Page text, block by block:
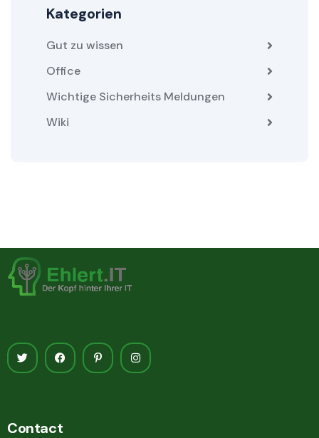
Kategorien
Gut zu wissen
Office
Wichtige Sicherheits Meldungen
Wiki
Contact